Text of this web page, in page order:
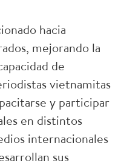
hacia
mejorando la
de
vietnamitas
y participar
en distintos
internacionales
sus